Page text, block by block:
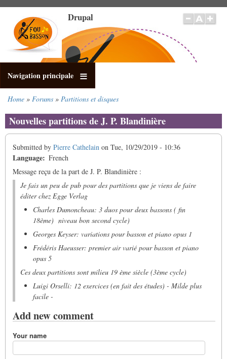
main
content
Drupal
Navigation principale
Home Forums Partitions et disques
Nouvelles partitions de J. P. Blandinière
Submitted by Pierre Cathelain on Tue, 10/29/2019 - 10:36
Language
French
Message reçu de la part de J. P. Blandinière :
Je fais un peu de pub pour des partitions que je viens de faire
éditer chez Egge Verlag
Charles Dumoncheau: 3 duos pour deux bassons ( fin
18ème) niveau bon second cycle)
Georges Keyser: variations pour basson et piano opus 1
Frédéris Haeusser: premier air varié pour basson et piano
opus 5
Ces deux partitions sont milieu 19 ème siècle (3ème cycle)
Luigi Orselli: 12 exercices (en fait des études) - Milde plus
facile -
Add new comment
Your name